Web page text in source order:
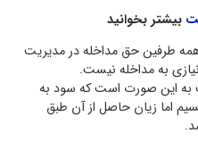
بیشتر بخوانید
همه طرفين حق مداخله در مديريت
به مداخله نيست.
به این صورت است که سود به
اما زيان حاصل از آن طبق